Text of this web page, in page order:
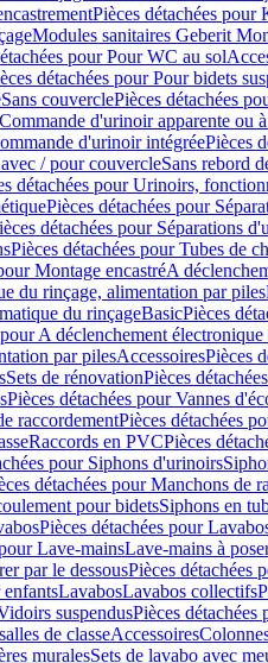
Pièces détachées pour
Modules sanitaires Geberit
pour Pour WC au sol
détachées pour Pour bidets
Sans couverclePièces détachées
Commande d'urinoir apparente ou
d'urinoir intégréePièces
/ pour couvercleSans rebord
détachées pour Urinoirs,
Pièces détachées pour
détachées pour Séparations
Pièces détachées pour Tubes de
Montage encastréA
du rinçage, alimentation par piles
du rinçageBasicPièces
A déclenchement
par pilesAccessoiresPièces
Sets de rénovationPièces
Pièces détachées pour Vannes
raccordementPièces détachées
Raccords en PVCPièces
pour Siphons d'urinoirs
détachées pour Manchons de
pour bidetsSiphons en
Pièces détachées pour
Lave-mainsLave-mains à
par le dessousPièces détachées
enfantsLavabosLavabos collectifs
suspendusPièces
de classeAccessoires
muralesSets de lavabo avec